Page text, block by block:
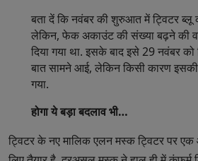
बता दें कि नवंबर की शुरुआत में ट्विटर
लेकिन, फेक अकाउंट की संख्या बढ़ने की
दिया गया था. इसके बाद इसे 29 नवंबर
बात सामने आई, लेकिन किसी कारण
गया.
होगा ये बड़ा बदलाव भी…
ट्विटर के नए मालिक एलन मस्क ट्विटर पर